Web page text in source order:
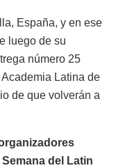
España, y en ese
luego de su
número 25
Latina de
de que volverán a
del Latin